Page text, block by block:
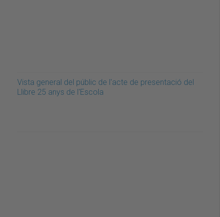
Vista general del públic de l'acte de presentació del
Llibre 25 anys de l'Escola